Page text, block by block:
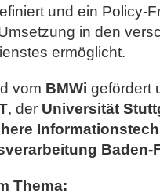
und ein Policy-
in den
ermöglicht.
vom BMWi gefördert
, der Universität
Baden-
Thema: